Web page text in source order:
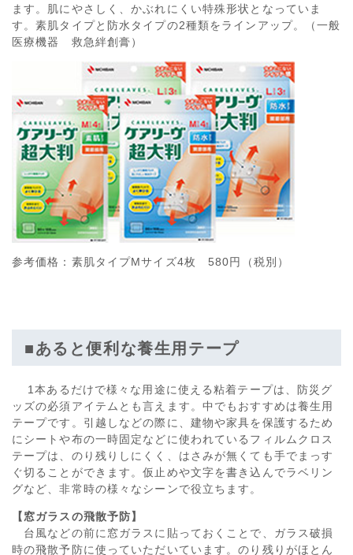
ます。肌にやさしく、かぶれにくい特殊形状となっていま
す。素肌タイプと防水タイプの2種類をラインアップ。（一般
医療機器 救急絆創膏）
参考価格：素肌タイプMサイズ4枚 580円（税別）
■あると便利な養生用テープ
1本あるだけで様々な用途に使える粘着テープは、防災グ
ッズの必須アイテムとも言えます。中でもおすすめは養生用
テープです。引越しなどの際に、建物や家具を保護するため
にシートや布の一時固定などに使われているフィルムクロス
テープは、のり残りしにくく、はさみが無くても手でまっす
ぐ切ることができます。仮止めや文字を書き込んでラベリン
グなど、非常時の様々なシーンで役立ちます。
【 窓ガラスの飛散予防】
台風などの前に窓ガラスに貼っておくことで、ガラス破損
時の飛散予防に使っていただいています。のり残りがほとん